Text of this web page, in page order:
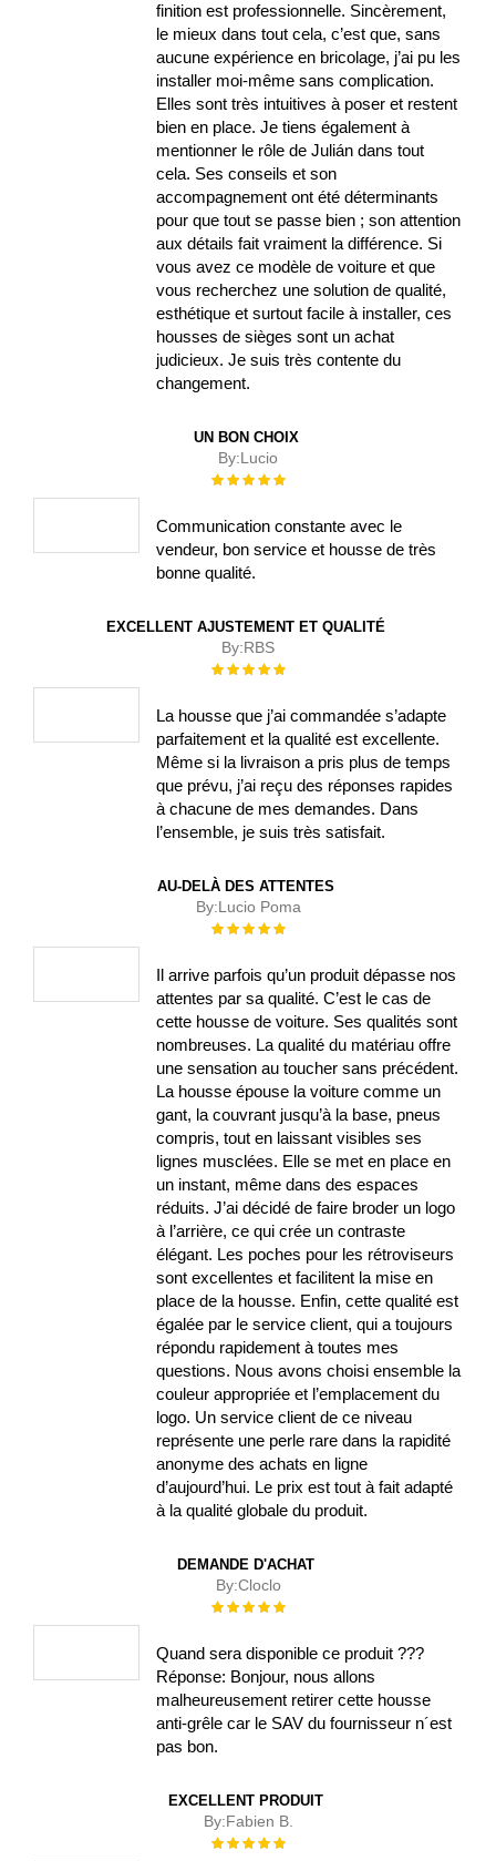
finition est professionnelle. Sincèrement,
le mieux dans tout cela, c’est que, sans
aucune expérience en bricolage, j’ai pu les
installer moi-même sans complication.
Elles sont très intuitives à poser et restent
bien en place. Je tiens également à
mentionner le rôle de Julián dans tout
cela. Ses conseils et son
accompagnement ont été déterminants
pour que tout se passe bien ; son attention
aux détails fait vraiment la différence. Si
vous avez ce modèle de voiture et que
vous recherchez une solution de qualité,
esthétique et surtout facile à installer, ces
housses de sièges sont un achat
judicieux. Je suis très contente du
changement.
UN BON CHOIX
By:Lucio
Évaluation :
Communication constante avec le
vendeur, bon service et housse de très
bonne qualité.
EXCELLENT AJUSTEMENT ET QUALITÉ
By:RBS
Évaluation :
La housse que j’ai commandée s’adapte
parfaitement et la qualité est excellente.
Même si la livraison a pris plus de temps
que prévu, j’ai reçu des réponses rapides
à chacune de mes demandes. Dans
l’ensemble, je suis très satisfait.
AU-DELÀ DES ATTENTES
By:Lucio Poma
Évaluation :
Il arrive parfois qu’un produit dépasse nos
attentes par sa qualité. C’est le cas de
cette housse de voiture. Ses qualités sont
nombreuses. La qualité du matériau offre
une sensation au toucher sans précédent.
La housse épouse la voiture comme un
gant, la couvrant jusqu’à la base, pneus
compris, tout en laissant visibles ses
lignes musclées. Elle se met en place en
un instant, même dans des espaces
réduits. J’ai décidé de faire broder un logo
à l’arrière, ce qui crée un contraste
élégant. Les poches pour les rétroviseurs
sont excellentes et facilitent la mise en
place de la housse. Enfin, cette qualité est
égalée par le service client, qui a toujours
répondu rapidement à toutes mes
questions. Nous avons choisi ensemble la
couleur appropriée et l’emplacement du
logo. Un service client de ce niveau
représente une perle rare dans la rapidité
anonyme des achats en ligne
d’aujourd’hui. Le prix est tout à fait adapté
à la qualité globale du produit.
DEMANDE D'ACHAT
By:Cloclo
Évaluation :
Quand sera disponible ce produit ???
Réponse: Bonjour, nous allons
malheureusement retirer cette housse
anti-grêle car le SAV du fournisseur n´est
pas bon.
EXCELLENT PRODUIT
By:Fabien B.
Évaluation :